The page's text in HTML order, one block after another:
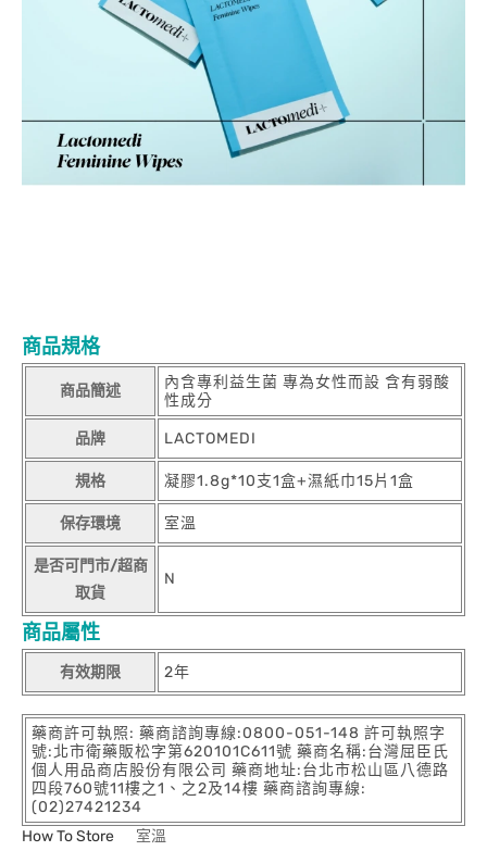
商品規格
商品簡述
內含專利益生菌 專為女性而設 含有弱酸
性成分
品牌 LACTOMEDI
規格 凝膠1.8g*10支1盒+濕紙巾15片1盒
保存環境 室溫
是否可門市/超商
取貨
N
商品屬性
有效期限 2年
藥商許可執照: 藥商諮詢專線:0800-051-148 許可執照字
號:北市衛藥販松字第620101C611號 藥商名稱:台灣屈臣氏
個人用品商店股份有限公司 藥商地址:台北市松山區八德路
四段760號11樓之1、之2及14樓 藥商諮詢專線:
(02)27421234
How To Store
室溫